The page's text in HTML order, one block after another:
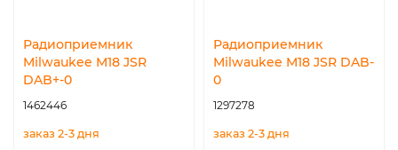
Радиоприемник
Milwaukee M18 JSR
DAB+-0
1462446
заказ 2-3 дня
Радиоприемник
Milwaukee M18 JSR DAB-
0
1297278
заказ 2-3 дня